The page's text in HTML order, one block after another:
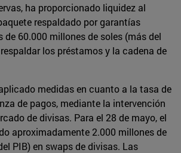
ha proporcionado liquidez al
respaldado por garantías
de 60.000 millones de soles (más del
los préstamos y la cadena de
medidas en cuanto a la tasa de
de pagos, mediante la intervención
de divisas. Para el 28 de mayo, el
aproximadamente 2.000 millones de
PIB) en swaps de divisas. Las